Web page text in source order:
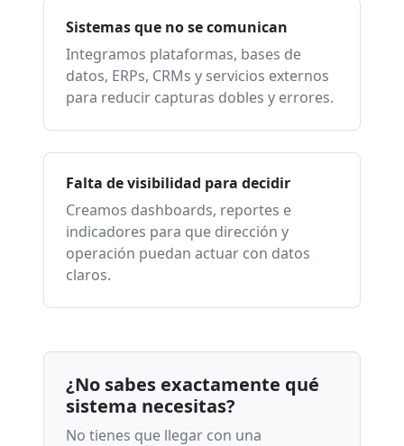
Sistemas que no se comunican
Integramos plataformas, bases de
datos, ERPs, CRMs y servicios externos
para reducir capturas dobles y errores.
Falta de visibilidad para decidir
Creamos dashboards, reportes e
indicadores para que dirección y
operación puedan actuar con datos
claros.
¿No sabes exactamente qué
sistema necesitas?
No tienes que llegar con una